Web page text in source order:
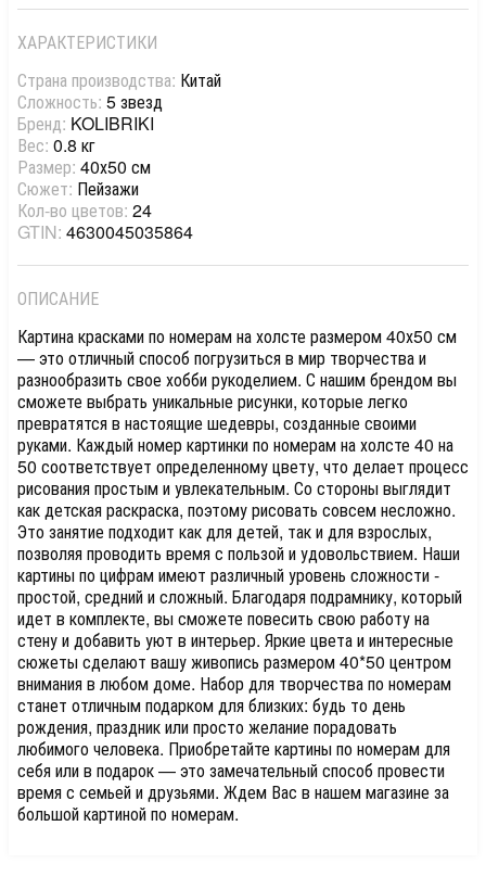
ХАРАКТЕРИСТИКИ
Страна производства: Китай
Сложность: 5 звезд
Бренд: KOLIBRIKI
Вес: 0.8 кг
Размер: 40х50 см
Сюжет: Пейзажи
Кол-во цветов: 24
GTIN: 4630045035864
ОПИСАНИЕ
Картина красками по номерам на холсте размером 40х50 см
— это отличный способ погрузиться в мир творчества и
разнообразить свое хобби рукоделием. С нашим брендом вы
сможете выбрать уникальные рисунки, которые легко
превратятся в настоящие шедевры, созданные своими
руками. Каждый номер картинки по номерам на холсте 40 на
50 соответствует определенному цвету, что делает процесс
рисования простым и увлекательным. Со стороны выглядит
как детская раскраска, поэтому рисовать совсем несложно.
Это занятие подходит как для детей, так и для взрослых,
позволяя проводить время с пользой и удовольствием. Наши
картины по цифрам имеют различный уровень сложности -
простой, средний и сложный. Благодаря подрамнику, который
идет в комплекте, вы сможете повесить свою работу на
стену и добавить уют в интерьер. Яркие цвета и интересные
сюжеты сделают вашу живопись размером 40*50 центром
внимания в любом доме. Набор для творчества по номерам
станет отличным подарком для близких: будь то день
рождения, праздник или просто желание порадовать
любимого человека. Приобретайте картины по номерам для
себя или в подарок — это замечательный способ провести
время с семьей и друзьями. Ждем Вас в нашем магазине за
большой картиной по номерам.